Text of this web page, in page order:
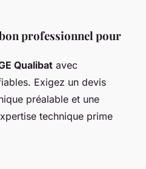
professionnel pour
Qualibat avec
Exigez un devis
préalable et une
technique prime